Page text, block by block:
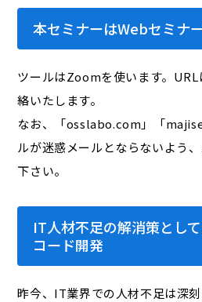
本セミナーはWebセミナ
ツールはZoomを使います。
絡いたします。
なお、「osslabo.com」「
ルが迷惑メールとならないよう
下さい。
IT人材不足の解消策とし
コード開発
昨今、IT業界での人材不足は深刻